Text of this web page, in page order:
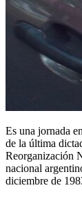
Es una jornada
de la última
Reorganización
nacional
diciembre de